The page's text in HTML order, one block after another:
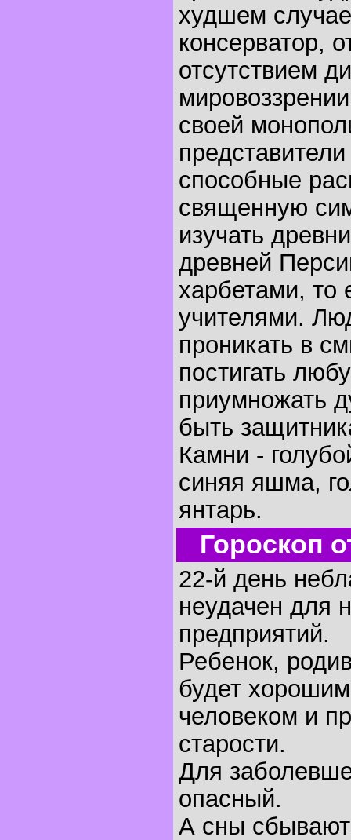
худшем
консерватор,
отсутствием
своей
способные
священную
изучать
древней
харбетами, то
учителями.
проникать в
постигать
приумножать
быть
Камни -
синяя яшма,
янтарь.
Гороскоп
22-й день
неудачен для
предприятий.
Ребенок,
будет
человеком и
старости.
Для
опасный.
А сны